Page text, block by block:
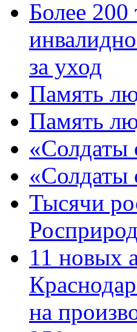
Более
за уход
Память
Память
«Солдаты
«Солдаты
Тысячи
11 новых
на